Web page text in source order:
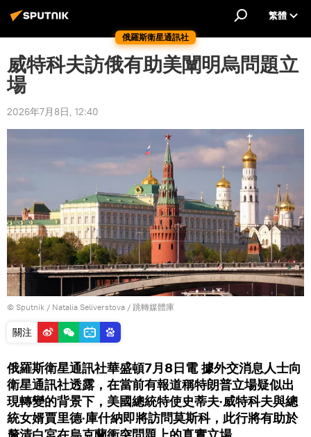
俄羅斯衛星通訊社
繁體
威特科夫訪俄有助美闡明烏問題立
場
2026年7月8日, 12:40
© Sputnik / Natalia Seliverstova / 跳轉媒體庫
關注
俄羅斯衛星通訊社華盛頓7月8日電 據外交消息人士向
衛星通訊社透露，在當前有報道稱特朗普立場疑似出
現轉變的背景下，美國總統特使史蒂夫·威特科夫與總
統女婿賈里德·庫什納即將訪問莫斯科，此行將有助於